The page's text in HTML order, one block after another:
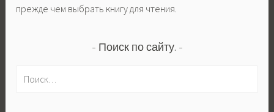
прежде чем выбрать книгу для чтения.
Поиск по сайту.